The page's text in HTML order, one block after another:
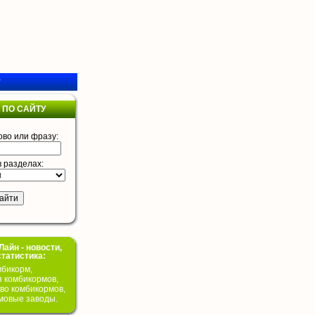
САЙТУ
или фразу:
разделах:
- новости,
комбикормов,
комбикормов,
заводы.